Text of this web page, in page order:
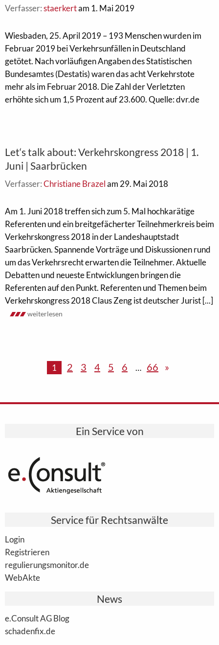
Verfasser:staerkertam 1. Mai 2019
Wiesbaden, 25. April 2019 – 193 Menschen wurden im
Februar 2019 bei Verkehrsunfällen in Deutschland
getötet. Nach vorläufigen Angaben des Statistischen
Bundesamtes (Destatis) waren das acht Verkehrstote
mehr als im Februar 2018. Die Zahl der Verletzten
erhöhte sich um 1,5 Prozent auf 23.600. Quelle: dvr.de
Let‘s talk about: Verkehrskongress 2018 | 1.
Juni | Saarbrücken
Verfasser:Christiane Brazelam 29. Mai 2018
Am 1. Juni 2018 treffen sich zum 5. Mal hochkarätige
Referenten und ein breitgefächerter Teilnehmerkreis beim
Verkehrskongress 2018 in der Landeshauptstadt
Saarbrücken. Spannende Vorträge und Diskussionen rund
um das Verkehrsrecht erwarten die Teilnehmer. Aktuelle
Debatten und neueste Entwicklungen bringen die
Referenten auf den Punkt. Referenten und Themen beim
Verkehrskongress 2018 Claus Zeng ist deutscher Jurist [...]
weiterlesen
1 2 3 4 5 6 … 66 »
Ein Service von
Service für Rechtsanwälte
Login
Registrieren
regulierungsmonitor.de
WebAkte
News
e.Consult AG Blog
schadenfix.de